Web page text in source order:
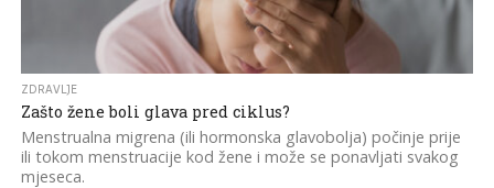
ZDRAVLJE
Zašto žene boli glava pred ciklus?
Menstrualna migrena (ili hormonska glavobolja) počinje prije
ili tokom menstruacije kod žene i može se ponavljati svakog
mjeseca.